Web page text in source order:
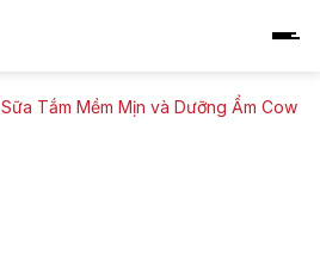
Sữa Tắm Mềm Mịn và Dưỡng Ẩm Cow